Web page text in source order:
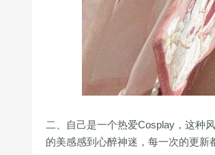
二、自己是一个热爱Cosplay，这种
的美感感到心醉神迷，每一次的更新